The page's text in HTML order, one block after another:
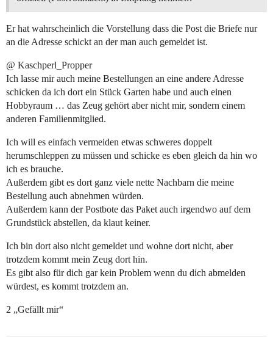
Er hat wahrscheinlich die Vorstellung dass die Post die Briefe nur
an die Adresse schickt an der man auch gemeldet ist.
@ Kaschperl_Propper
Ich lasse mir auch meine Bestellungen an eine andere Adresse
schicken da ich dort ein Stück Garten habe und auch einen
Hobbyraum … das Zeug gehört aber nicht mir, sondern einem
anderen Familienmitglied.
Ich will es einfach vermeiden etwas schweres doppelt
herumschleppen zu müssen und schicke es eben gleich da hin wo
ich es brauche.
Außerdem gibt es dort ganz viele nette Nachbarn die meine
Bestellung auch abnehmen würden.
Außerdem kann der Postbote das Paket auch irgendwo auf dem
Grundstück abstellen, da klaut keiner.
Ich bin dort also nicht gemeldet und wohne dort nicht, aber
trotzdem kommt mein Zeug dort hin.
Es gibt also für dich gar kein Problem wenn du dich abmelden
würdest, es kommt trotzdem an.
2 „Gefällt mir“